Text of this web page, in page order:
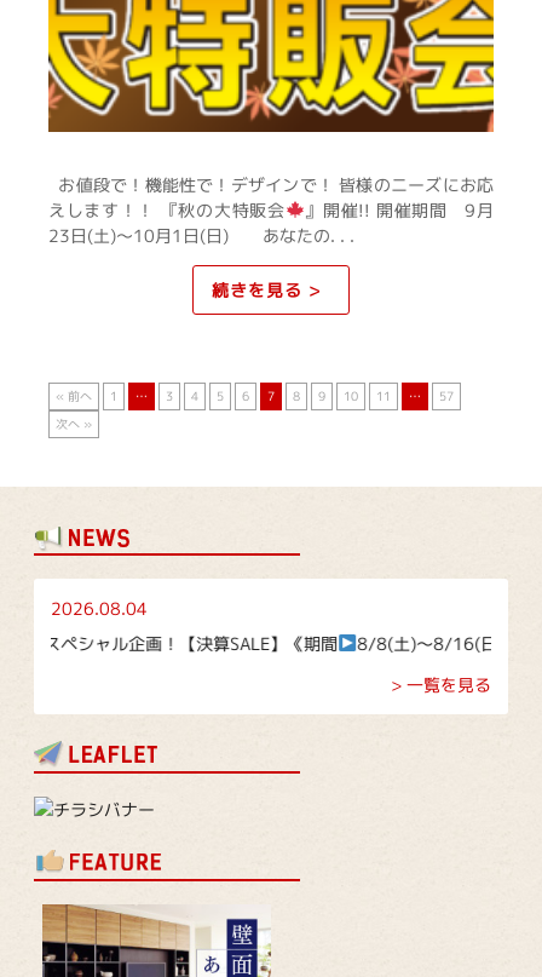
お値段で！機能性で！デザインで！ 皆様のニーズにお応
えします！！ 『秋の大特販会
』開催!! 開催期間 9月
23日(土)～10月1日(日) あなたの. . .
続きを見る >
« 前へ 1 … 3 4 5 6 7 8 9 10 11 …
57
次へ »
2026.08.04
シャル企画！【決算SALE】《期間
8/8(土)～8/16(日)》
> 一覧を見る